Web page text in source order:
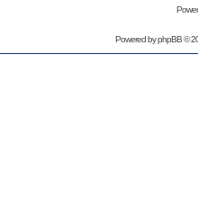
Powered byphpBB©